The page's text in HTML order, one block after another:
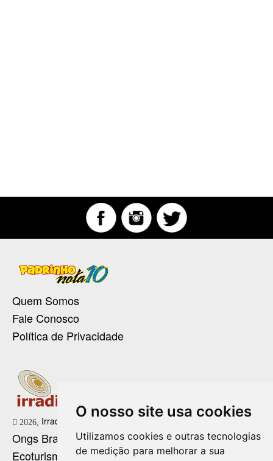
O nosso site usa cookies
Utilizamos cookies e outras tecnologias
de medição para melhorar a sua
Quem Somos
Fale Conosco
Política de Privacidade
2026, Irradie Marketing Digital
Ongs Brasil
Ecoturismo no Brasil